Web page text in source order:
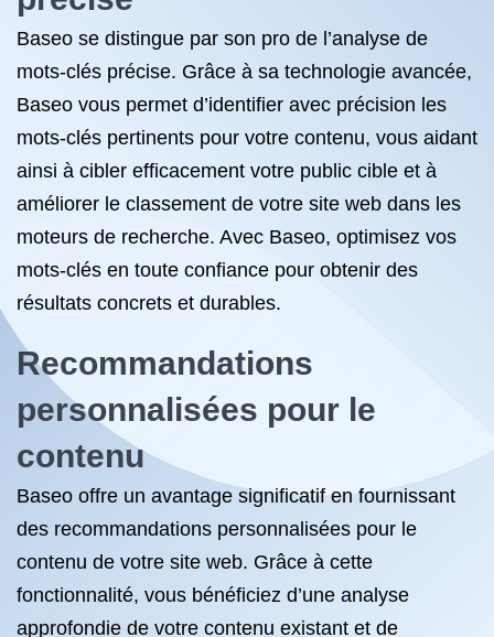
Baseo se distingue par son pro de l’analyse de
mots-clés précise. Grâce à sa technologie avancée,
Baseo vous permet d’identifier avec précision les
mots-clés pertinents pour votre contenu, vous aidant
ainsi à cibler efficacement votre public cible et à
améliorer le classement de votre site web dans les
moteurs de recherche. Avec Baseo, optimisez vos
mots-clés en toute confiance pour obtenir des
résultats concrets et durables.
Recommandations
personnalisées pour le
contenu
Baseo offre un avantage significatif en fournissant
des recommandations personnalisées pour le
contenu de votre site web. Grâce à cette
fonctionnalité, vous bénéficiez d’une analyse
approfondie de votre contenu existant et de